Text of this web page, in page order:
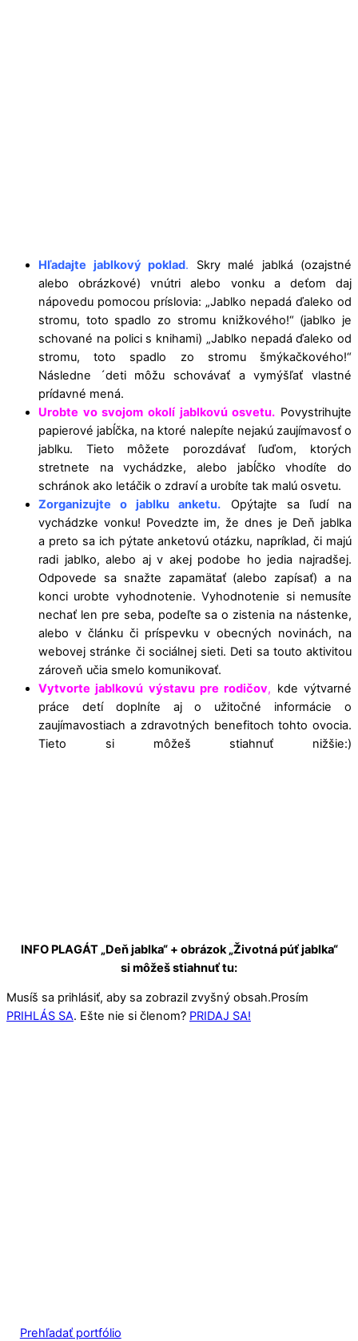
Hľadajte jablkový poklad. Skry malé jablká (ozajstné
alebo obrázkové) vnútri alebo vonku a deťom daj
nápovedu pomocou príslovia: „Jablko nepadá ďaleko od
stromu, toto spadlo zo stromu knižkového!“ (jablko je
schované na polici s knihami) „Jablko nepadá ďaleko od
stromu, toto spadlo zo stromu šmýkačkového!“
Následne ´deti môžu schovávať a vymýšľať vlastné
prídavné mená.
Urobte vo svojom okolí jablkovú osvetu. Povystrihujte
papierové jabĺčka, na ktoré nalepíte nejakú zaujímavosť o
jablku. Tieto môžete porozdávať ľuďom, ktorých
stretnete na vychádzke, alebo jabĺčko vhodíte do
schránok ako letáčik o zdraví a urobíte tak malú osvetu.
Zorganizujte o jablku anketu. Opýtajte sa ľudí na
vychádzke vonku! Povedzte im, že dnes je Deň jablka
a preto sa ich pýtate anketovú otázku, napríklad, či majú
radi jablko, alebo aj v akej podobe ho jedia najradšej.
Odpovede sa snažte zapamätať (alebo zapísať) a na
konci urobte vyhodnotenie. Vyhodnotenie si nemusíte
nechať len pre seba, podeľte sa o zistenia na nástenke,
alebo v článku či príspevku v obecných novinách, na
webovej stránke či sociálnej sieti. Deti sa touto aktivitou
zároveň učia smelo komunikovať.
Vytvorte jablkovú výstavu pre rodičov, kde výtvarné
práce detí doplníte aj o užitočné informácie o
zaujímavostiach a zdravotných benefitoch tohto ovocia.
Tieto si môžeš stiahnuť nižšie:)
INFO PLAGÁT „Deň jablka“ + obrázok „Životná púť jablka“
si môžeš stiahnuť tu:
Musíš sa prihlásiť, aby sa zobrazil zvyšný obsah.Prosím
PRIHLÁS SA. Ešte nie si členom? PRIDAJ SA!
Prehľadať portfólio